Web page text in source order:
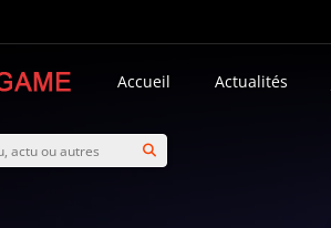
Accueil Actualités